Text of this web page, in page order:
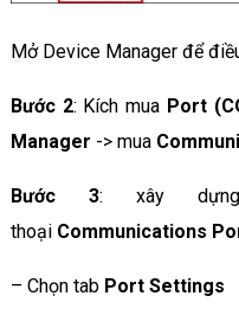
Mở Device Manager để
Bước 2: Kích mua Port
Manager -> mua
Bước 3: xây
thoại Communications
– Chọn tab Port Settings